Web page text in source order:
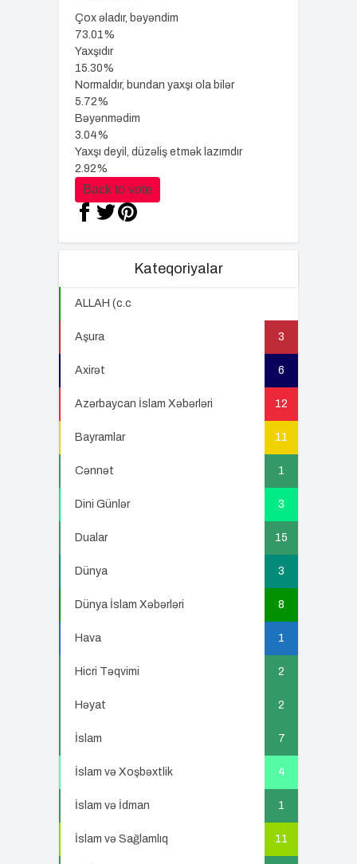
Çox əladır, bəyəndim
73.01%
Yaxşıdır
15.30%
Normaldır, bundan yaxşı ola bilər
5.72%
Bəyənmədim
3.04%
Yaxşı deyil, düzəliş etmək lazımdır
2.92%
Back to vote
Kateqoriyalar
ALLAH (c.c
Aşura 3
Axirət 6
Azərbaycan İslam Xəbərləri 12
Bayramlar 11
Cənnət 1
Dini Günlər 3
Dualar 15
Dünya 3
Dünya İslam Xəbərləri 8
Hava 1
Hicri Təqvimi 2
Həyat 2
İslam 7
İslam və Xoşbəxtlik 4
İslam və İdman 1
İslam və Sağlamlıq 11